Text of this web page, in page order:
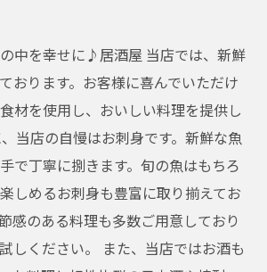
中を幸せに♪居酒屋 当店では、新鮮
おります。お客様に喜んでいただけ
材を使用し、おいしい料理を提供し
当店の自慢はお刺身です。新鮮な魚
で丁寧に捌きます。旬の魚はもちろ
しめるお刺身も豊富に取り揃えてお
感のある料理も多数ご用意しており
しください。 また、当店ではお酒も